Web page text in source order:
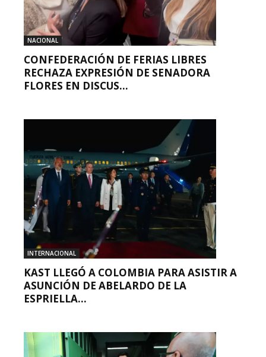
NACIONAL
CONFEDERACIÓN DE FERIAS LIBRES
RECHAZA EXPRESIÓN DE SENADORA
FLORES EN DISCUS...
INTERNACIONAL
KAST LLEGÓ A COLOMBIA PARA ASISTIR A
ASUNCIÓN DE ABELARDO DE LA
ESPRIELLA...